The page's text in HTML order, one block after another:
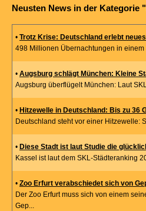
Neusten News in der Kategorie
• Trotz Krise: Deutschland erlebt
498 Millionen Übernachtungen in einem
• Augsburg schlägt München: Kleine
Augsburg überflügelt München: Laut
• Hitzewelle in Deutschland: Bis zu 36
Deutschland steht vor einer Hitzewelle:
• Diese Stadt ist laut Studie die
Kassel ist laut dem SKL-Städteranking
• Zoo Erfurt verabschiedet sich von
Der Zoo Erfurt muss sich von einem
Gep...